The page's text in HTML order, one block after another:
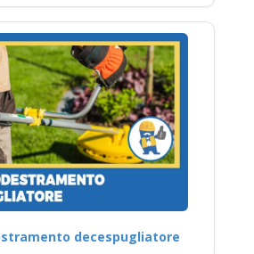
decespugliatore